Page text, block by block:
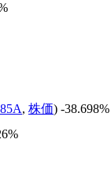
, 株価) -38.698%